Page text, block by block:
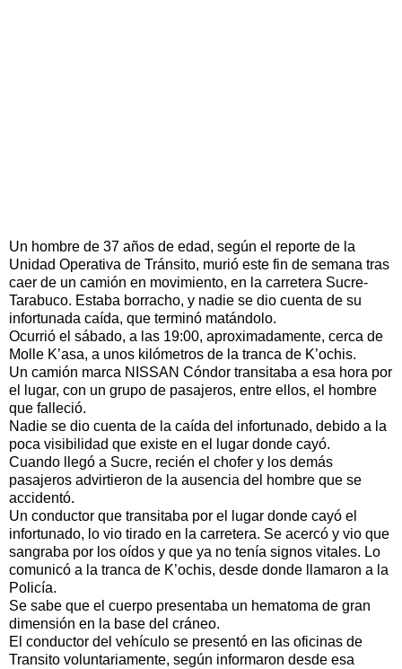
Un hombre de 37 años de edad, según el reporte de la
Unidad Operativa de Tránsito, murió este fin de semana tras
caer de un camión en movimiento, en la carretera Sucre-
Tarabuco. Estaba borracho, y nadie se dio cuenta de su
infortunada caída, que terminó matándolo.
Ocurrió el sábado, a las 19:00, aproximadamente, cerca de
Molle K’asa, a unos kilómetros de la tranca de K’ochis.
Un camión marca NISSAN Cóndor transitaba a esa hora por
el lugar, con un grupo de pasajeros, entre ellos, el hombre
que falleció.
Nadie se dio cuenta de la caída del infortunado, debido a la
poca visibilidad que existe en el lugar donde cayó.
Cuando llegó a Sucre, recién el chofer y los demás
pasajeros advirtieron de la ausencia del hombre que se
accidentó.
Un conductor que transitaba por el lugar donde cayó el
infortunado, lo vio tirado en la carretera. Se acercó y vio que
sangraba por los oídos y que ya no tenía signos vitales. Lo
comunicó a la tranca de K’ochis, desde donde llamaron a la
Policía.
Se sabe que el cuerpo presentaba un hematoma de gran
dimensión en la base del cráneo.
El conductor del vehículo se presentó en las oficinas de
Transito voluntariamente, según informaron desde esa